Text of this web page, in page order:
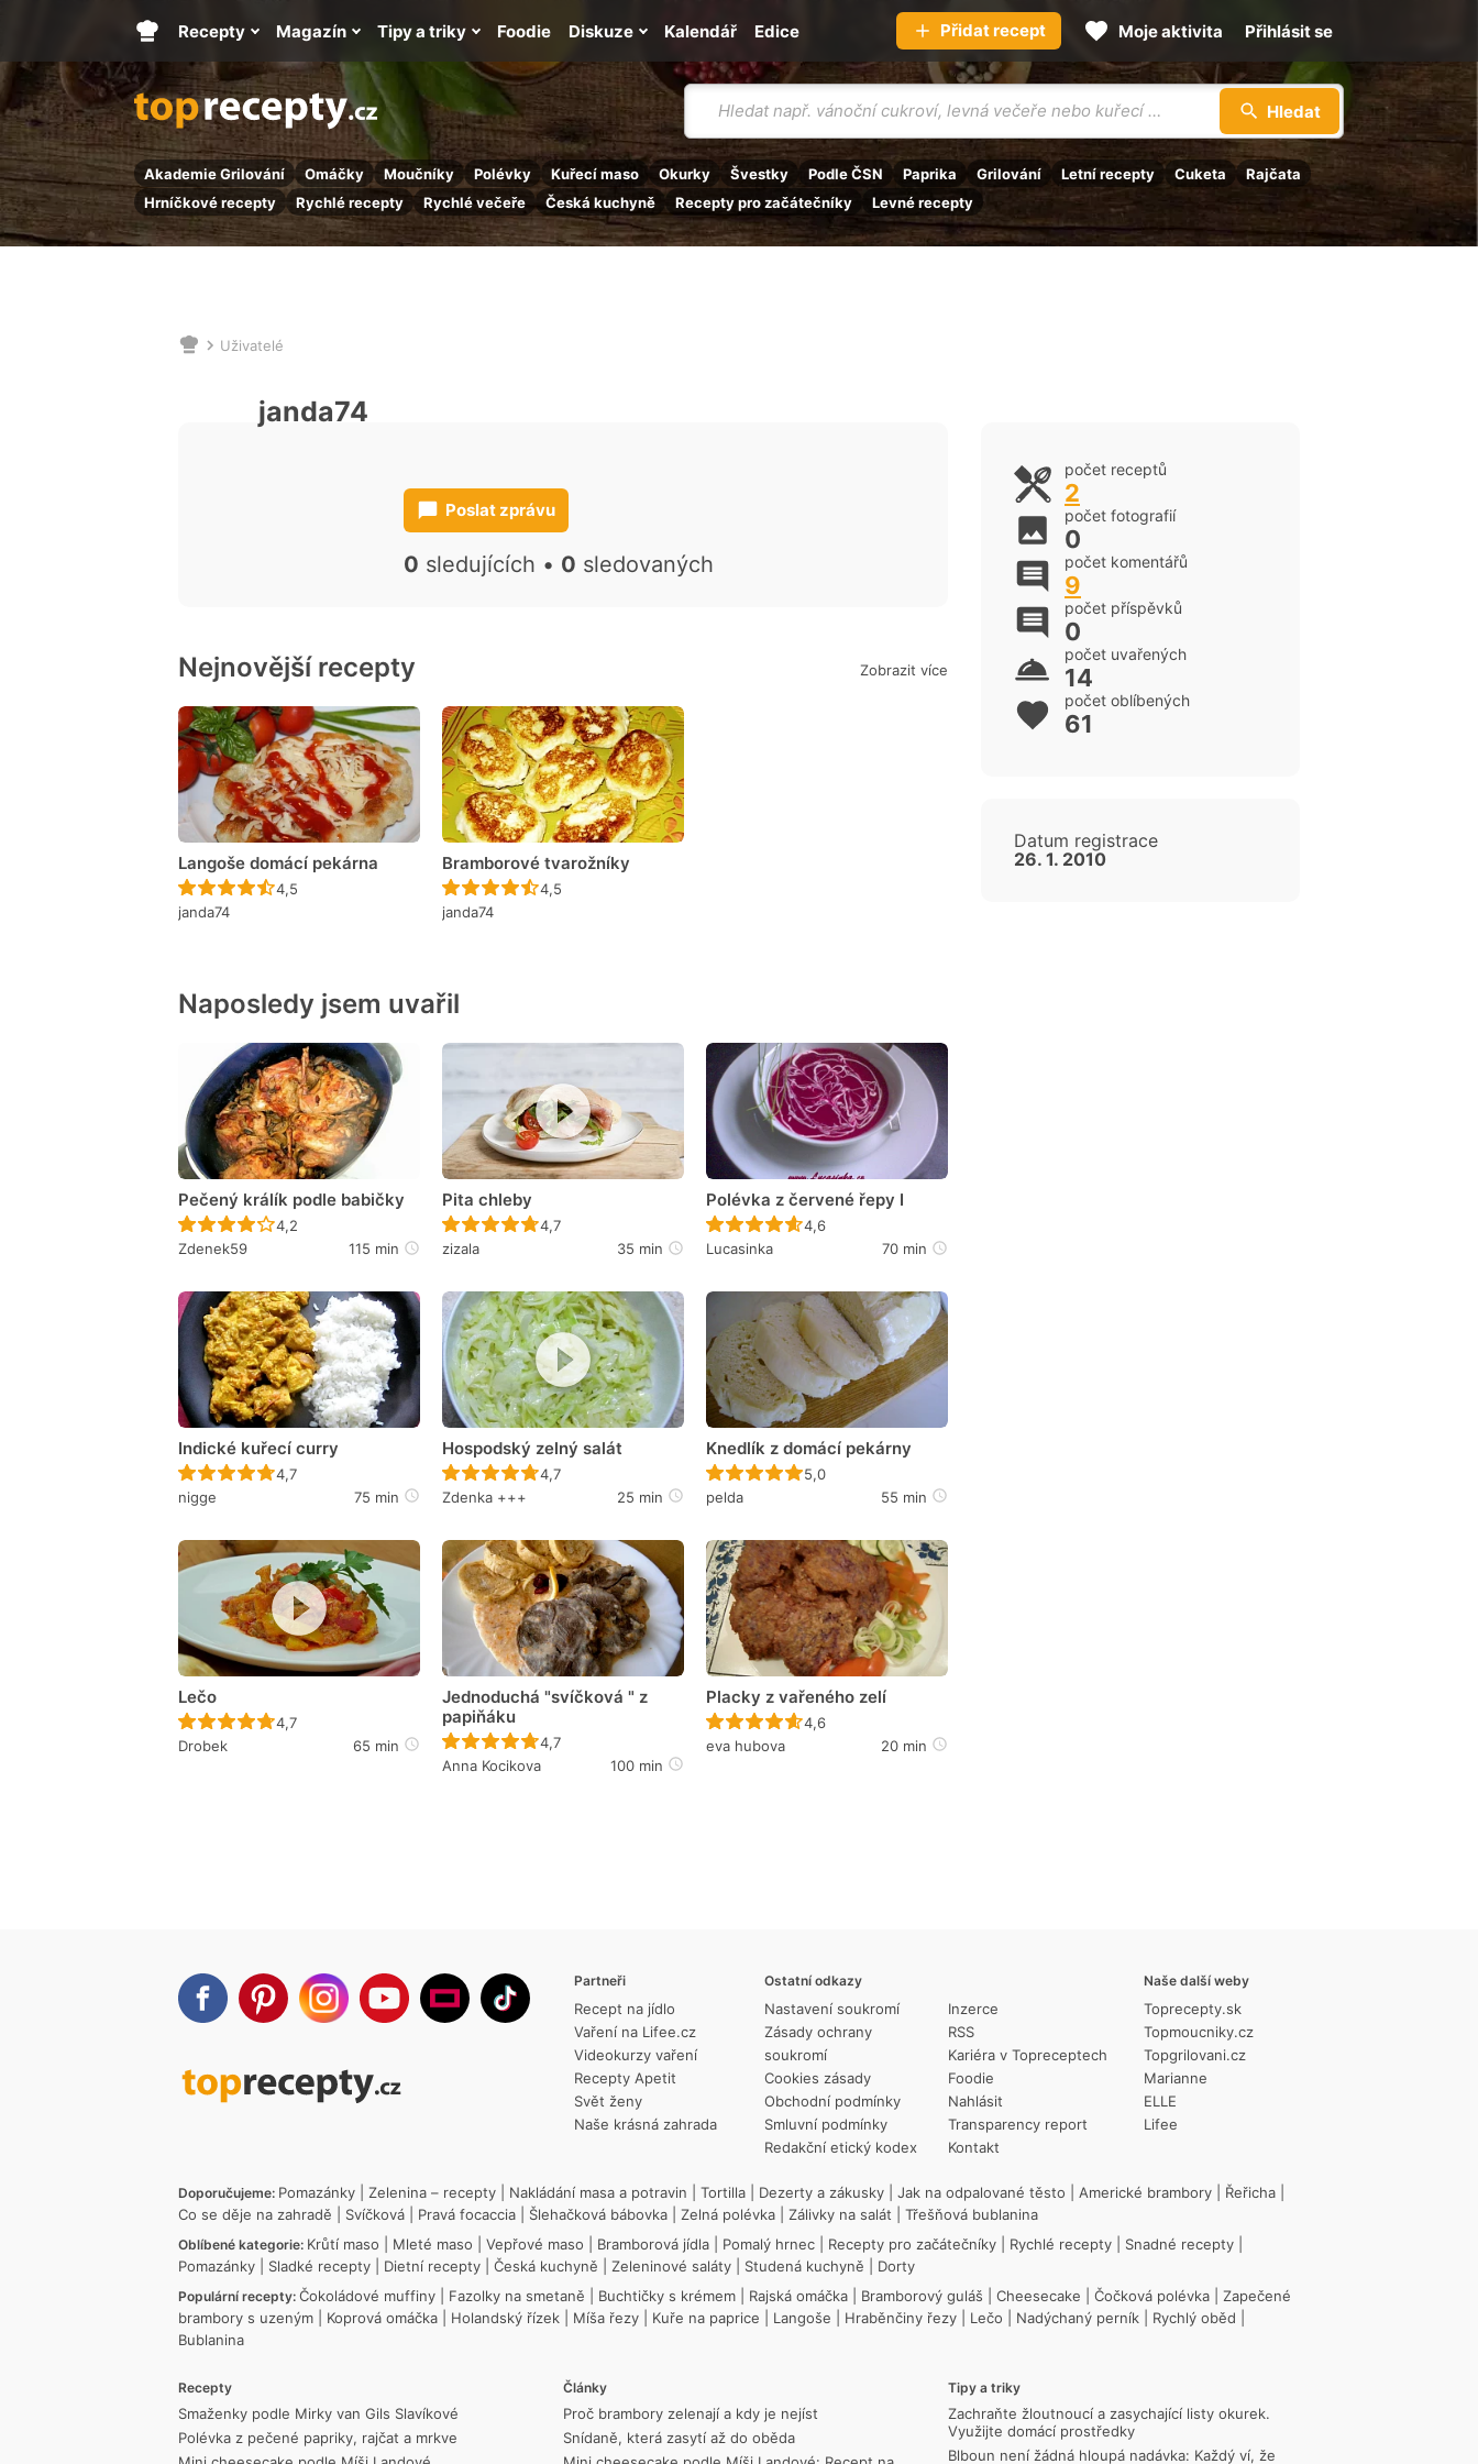
Vyhledávání
Hledat
Akademie Grilování Omáčky Moučníky Polévky Kuřecí maso Okurky Švestky Podle ČSN Paprika Grilování Letní recepty Cuketa
Rajčata
Hrníčkové recepty
Rychlé recepty Rychlé večeře Česká kuchyně Recepty pro začátečníky Levné recepty
Hlavní
stránka
Recepty Magazín Tipy a triky Kalendář
Foodie Diskuze Edice Přidat recept Moje aktivita Přihlásit se
NacházíteUživatelé
janda74
Poslat zprávu
0 sledujících • 0 sledovaných
Nejnovější recepty Zobrazit více
Langoše domácí pekárna
Recept ještě nebyl hodnocen
4,5
janda74
Bramborové tvarožníky
Recept ještě nebyl hodnocen
4,5
janda74
Naposledy jsem uvařil
Pečený králík podle babičky
Recept ještě nebyl hodnocen
4,2
Zdenek59
115 min
Pita chleby
Recept ještě nebyl hodnocen
4,7
zizala
35 min
Polévka z červené řepy I
Recept ještě nebyl hodnocen
4,6
Lucasinka
70 min
Indické kuřecí curry
Recept ještě nebyl hodnocen
4,7
nigge
75 min
Hospodský zelný salát
Recept ještě nebyl hodnocen
4,7
Zdenka +++
25 min
Knedlík z domácí pekárny
Recept ještě nebyl hodnocen
5,0
pelda
55 min
Lečo
Recept ještě nebyl hodnocen
4,7
Drobek
65 min
Jednoduchá "svíčková " z
papiňáku
Recept ještě nebyl hodnocen
4,7
Anna Kocikova
100 min
Placky z vařeného zelí
Recept ještě nebyl hodnocen
4,6
eva hubova
20 min
počet receptů
2
počet fotografií
0
počet komentářů
9
počet příspěvků
0
počet uvařených
14
počet oblíbených
61
Datum registrace
26. 1. 2010
Partneři
Recept na jídlo
Vaření na Lifee.cz
Videokurzy vaření
Recepty Apetit
Svět ženy
Naše krásná zahrada
Ostatní odkazy
Nastavení soukromí
Zásady ochrany
soukromí
Cookies zásady
Obchodní podmínky
Smluvní podmínky
Redakční etický kodex
Inzerce
RSS
Kariéra v Topreceptech
Foodie
Nahlásit
Transparency report
Kontakt
Naše další weby
Toprecepty.sk
Topmoucniky.cz
Topgrilovani.cz
Marianne
ELLE
Lifee
Doporučujeme: Pomazánky Zelenina – recepty Nakládání masa a potravin Tortilla Dezerty a zákusky Jak na odpalované těsto Americké brambory Řeřicha
Co se děje na zahradě
Svíčková Pravá focaccia Šlehačková bábovka Zelná polévka Zálivky na salát Třešňová bublanina
Oblíbené kategorie: Krůtí maso Mleté maso Vepřové maso Bramborová jídla Pomalý hrnec Recepty pro začátečníky Rychlé recepty Snadné recepty
Pomazánky
Sladké recepty Dietní recepty Česká kuchyně Zeleninové saláty Studená kuchyně Dorty
Populární recepty: Čokoládové muffiny Fazolky na smetaně Buchtičky s krémem Rajská omáčka Bramborový guláš Cheesecake Čočková polévka
Zapečené
brambory s uzeným
Koprová omáčka Holandský řízek Míša řezy Kuře na paprice Langoše Hraběnčiny řezy Lečo Nadýchaný perník Rychlý oběd
Bublanina
Recepty
Smaženky podle Mirky van Gils Slavíkové
Polévka z pečené papriky, rajčat a mrkve
Články
Proč brambory zelenají a kdy je nejíst
Snídaně, která zasytí až do oběda
Tipy a triky
Zachraňte žloutnoucí a zasychající listy okurek.
Využijte domácí prostředky
Blboun není žádná hloupá nadávka: Každý ví, že